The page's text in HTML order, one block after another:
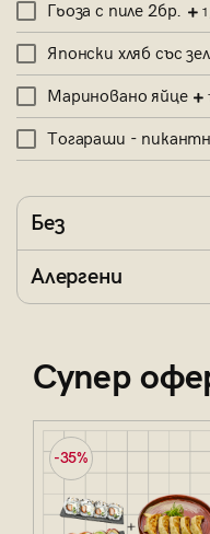
Гьоза с пиле 2бр.
Японски хляб със
Мариновано яйце
Тогараши -
Без
Алергени
Супер
-35%